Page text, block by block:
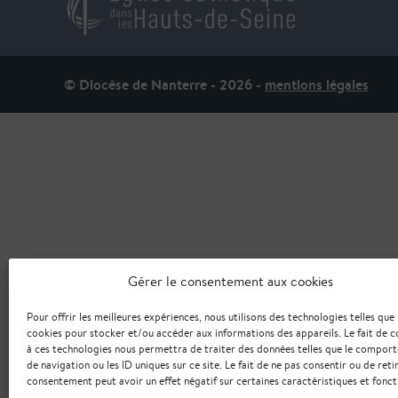
Gérer le consentement aux cookies
Pour offrir les meilleures expériences, nous utilisons des technologies telles que
cookies pour stocker et/ou accéder aux informations des appareils. Le fait de
à ces technologies nous permettra de traiter des données telles que le
de navigation ou les ID uniques sur ce site. Le fait de ne pas consentir ou de
consentement peut avoir un effet négatif sur certaines caractéristiques et
© Diocèse de Nanterre - 2026 - mentions légales